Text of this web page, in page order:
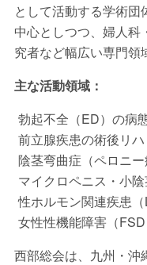
として活動する学術
中心としつつ、婦人
究者など幅広い専門領
主な活動領域：
勃起不全（ED）の病
前立腺疾患の術後リ
陰茎弯曲症（ペロニ
マイクロペニス・小
性ホルモン関連疾患（
女性性機能障害（
西部総会は、九州・沖